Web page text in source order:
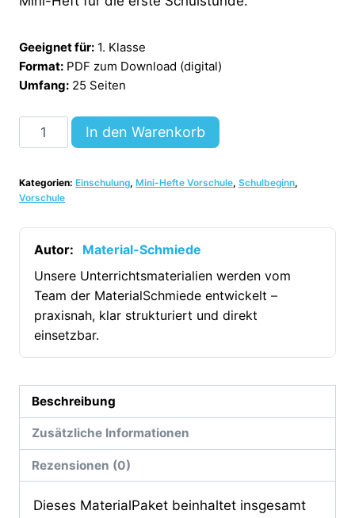
Geeignet für: 1. Klasse
Format: PDF zum Download (digital)
Umfang: 25 Seiten
Mini-
Heft
den
Schultag
(25
Arbeitsblätter)
[Digital]
Menge
In den Warenkorb
Kategorien: Einschulung, Mini-Hefte Vorschule, Schulbeginn,
Vorschule
Autor:
Material-Schmiede
Unsere Unterrichtsmaterialien werden vom
Team der MaterialSchmiede entwickelt –
praxisnah, klar strukturiert und direkt
einsetzbar.
Beschreibung
Zusätzliche Informationen
Rezensionen (0)
Dieses MaterialPaket beinhaltet insgesamt